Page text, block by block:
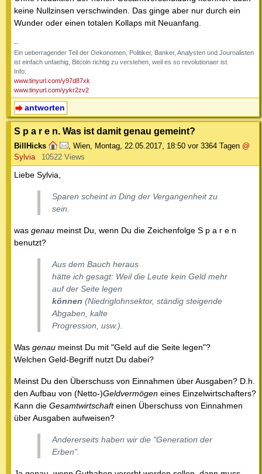
keine Nullzinsen verschwinden. Das ginge aber nur durch ein
Wunder oder einen totalen Kollaps mit Neuanfang.
--
Ein ueberragender Teil der Oekonomen, Politiker, Banker, Analysten und Journalisten
ist einfach unfaehig, Bitcoin richtig zu verstehen, weil es so revolutionaer ist.
Info:
www.tinyurl.com/y97d87xk
www.tinyurl.com/yykr2zv2
antworten
S p a r e n. Was ist damit genau gemeint?
BillHicks Wien Montag, 22.05.2017, 18:50 vor 3364 Tagen @
Sylvia
10522 Views
Liebe Sylvia,
Sparen scheint in Ding der Vergangenheit zu
sein.
was genau meinst Du, wenn Du die Zeichenfolge S p a r e n
benutzt?
Aus dem Bauch heraus
hätte ich gesagt: Weil die Leute kein Geld mehr
auf der Seite legen
können (Niedriglohnsektor, ständig steigende
Abgaben, kalte
Progression, usw.).
Was genau meinst Du mit "Geld auf die Seite legen"?
Welchen Geld-Begriff nutzt Du dabei?
Meinst Du den Überschuss von Einnahmen über Ausgaben? D.h.
den Aufbau von (Netto-)Geldvermögen eines Einzelwirtschafters?
Kann die Gesamtwirtschafteinen Überschuss von Einnahmen
über Ausgaben aufweisen?
Andererseits haben wir die "Generation der
Erben".